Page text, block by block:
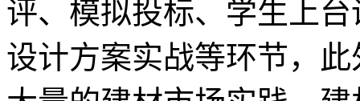
评、模拟投标、学生上
设计方案实战等环节，